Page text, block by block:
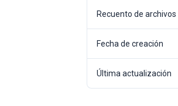
Recuento de archivos
Fecha de creación
Última actualización